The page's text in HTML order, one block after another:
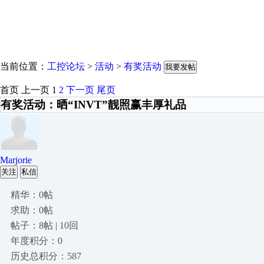
当前位置： 工控论坛 > 活动 > 有奖活动 我要发帖
首页 上一页 1 2 下一页 尾页
有奖活动：晒“INVT”靓照赢丰厚礼品
Marjorie
关注 私信
精华：0帖
求助：0帖
帖子：8帖 | 10回
年度积分：0
历史总积分：587